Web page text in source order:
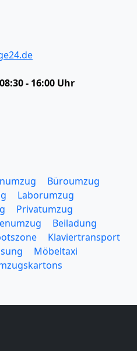
- 16:00 Uhr
Büroumzug
Laborumzug
Privatumzug
Beiladung
Klaviertransport
Möbeltaxi